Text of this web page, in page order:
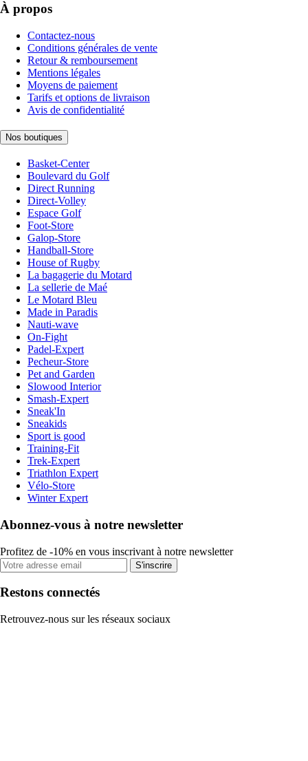
À propos
Contactez-nous
Conditions générales de vente
Retour & remboursement
Mentions légales
Moyens de paiement
Tarifs et options de livraison
Avis de confidentialité
Nos boutiques
Basket-Center
Boulevard du Golf
Direct Running
Direct-Volley
Espace Golf
Foot-Store
Galop-Store
Handball-Store
House of Rugby
La bagagerie du Motard
La sellerie de Maé
Le Motard Bleu
Made in Paradis
Nauti-wave
On-Fight
Padel-Expert
Pecheur-Store
Pet and Garden
Slowood Interior
Smash-Expert
Sneak'In
Sneakids
Sport is good
Training-Fit
Trek-Expert
Triathlon Expert
Vélo-Store
Winter Expert
Abonnez-vous à notre newsletter
Profitez de -10% en vous inscrivant à notre newsletter
S'inscrire
Restons connectés
Retrouvez-nous sur les réseaux sociaux